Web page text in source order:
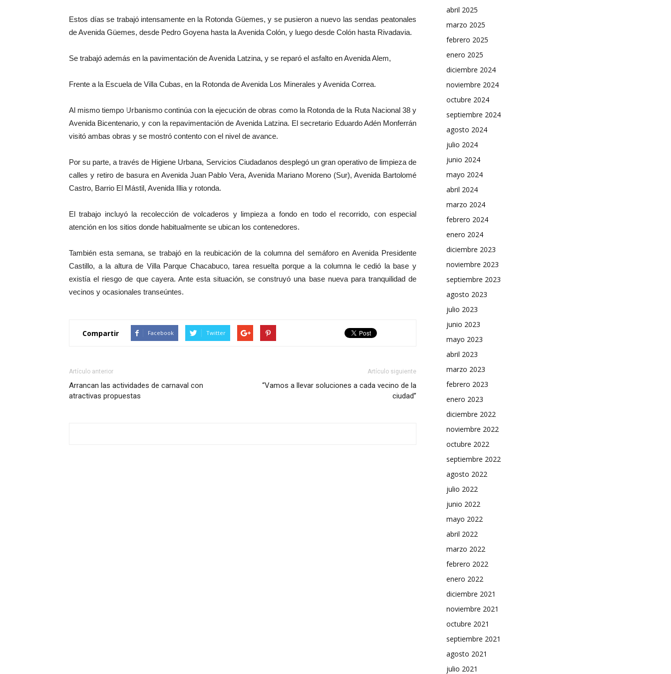
Estos días se trabajó intensamente en la Rotonda Güemes, y se pusieron a nuevo las sendas peatonales
de Avenida Güemes, desde Pedro Goyena hasta la Avenida Colón, y luego desde Colón hasta Rivadavia.
Se trabajó además en la pavimentación de Avenida Latzina, y se reparó el asfalto en Avenida Alem,
Frente a la Escuela de Villa Cubas, en la Rotonda de Avenida Los Minerales y Avenida Correa.
Al mismo tiempo Urbanismo continúa con la ejecución de obras como la Rotonda de la Ruta Nacional 38 y
Avenida Bicentenario, y con la repavimentación de Avenida Latzina. El secretario Eduardo Adén Monferrán
visitó ambas obras y se mostró contento con el nivel de avance.
Por su parte, a través de Higiene Urbana, Servicios Ciudadanos desplegó un gran operativo de limpieza de
calles y retiro de basura en Avenida Juan Pablo Vera, Avenida Mariano Moreno (Sur), Avenida Bartolomé
Castro, Barrio El Mástil, Avenida Illia y rotonda.
El trabajo incluyó la recolección de volcaderos y limpieza a fondo en todo el recorrido, con especial
atención en los sitios donde habitualmente se ubican los contenedores.
También esta semana, se trabajó en la reubicación de la columna del semáforo en Avenida Presidente
Castillo, a la altura de Villa Parque Chacabuco, tarea resuelta porque a la columna le cedió la base y
existía el riesgo de que cayera. Ante esta situación, se construyó una base nueva para tranquilidad de
vecinos y ocasionales transeúntes.
Compartir Facebook Twitter
Artículo anterior
Arrancan las actividades de carnaval con
atractivas propuestas
Artículo siguiente
“Vamos a llevar soluciones a cada vecino de la
ciudad”
abril 2025
marzo 2025
febrero 2025
enero 2025
diciembre 2024
noviembre 2024
octubre 2024
septiembre 2024
agosto 2024
julio 2024
junio 2024
mayo 2024
abril 2024
marzo 2024
febrero 2024
enero 2024
diciembre 2023
noviembre 2023
septiembre 2023
agosto 2023
julio 2023
junio 2023
mayo 2023
abril 2023
marzo 2023
febrero 2023
enero 2023
diciembre 2022
noviembre 2022
octubre 2022
septiembre 2022
agosto 2022
julio 2022
junio 2022
mayo 2022
abril 2022
marzo 2022
febrero 2022
enero 2022
diciembre 2021
noviembre 2021
octubre 2021
septiembre 2021
agosto 2021
julio 2021